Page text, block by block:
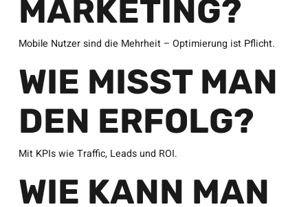
MARKETING?
Mobile Nutzer sind die Mehrheit – Optimierung ist Pflicht.
WIE MISST MAN
DEN ERFOLG?
Mit KPIs wie Traffic, Leads und ROI.
WIE KANN MAN